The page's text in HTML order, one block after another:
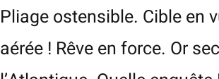
Pliage ostensible. Cible en
aérée ! Rêve en force. Or